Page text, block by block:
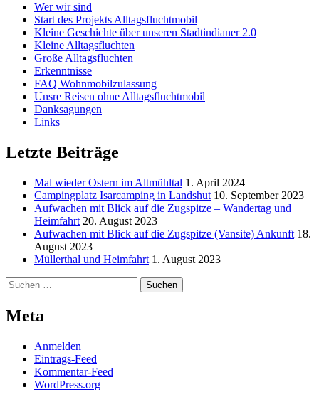
Wer wir sind
Start des Projekts Alltagsfluchtmobil
Kleine Geschichte über unseren Stadtindianer 2.0
Kleine Alltagsfluchten
Große Alltagsfluchten
Erkenntnisse
FAQ Wohnmobilzulassung
Unsre Reisen ohne Alltagsfluchtmobil
Danksagungen
Links
Letzte Beiträge
Mal wieder Ostern im Altmühltal 1. April 2024
Campingplatz Isarcamping in Landshut 10. September 2023
Aufwachen mit Blick auf die Zugspitze – Wandertag und
Heimfahrt 20. August 2023
Aufwachen mit Blick auf die Zugspitze (Vansite) Ankunft 18.
August 2023
Müllerthal und Heimfahrt 1. August 2023
Suchen
nach:
Meta
Anmelden
Eintrags-Feed
Kommentar-Feed
WordPress.org